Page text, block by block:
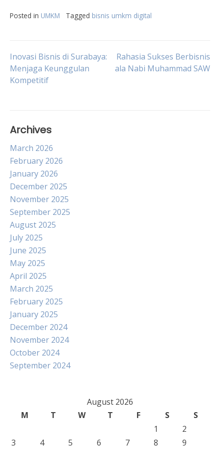
Posted in UMKM Tagged bisnis umkm digital
Post
navigation
Inovasi Bisnis di Surabaya:
Menjaga Keunggulan
Kompetitif
Rahasia Sukses Berbisnis
ala Nabi Muhammad SAW
Archives
March 2026
February 2026
January 2026
December 2025
November 2025
September 2025
August 2025
July 2025
June 2025
May 2025
April 2025
March 2025
February 2025
January 2025
December 2024
November 2024
October 2024
September 2024
August 2026
M
T W T F S
S
1
2
3
4 5 6 7 8 9